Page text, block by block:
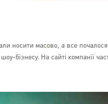
носити масово, а все
бізнесу. На сайті компанії
Лілія Кузьменко
надійно. Бажаю, щоб усім